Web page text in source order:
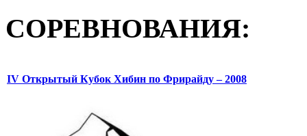
СОРЕВНОВАНИЯ:
IV Открытый Кубок Хибин по Фрирайду – 2008